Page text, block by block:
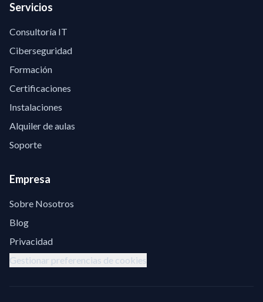
Servicios
Consultoría IT
Ciberseguridad
Formación
Certificaciones
Instalaciones
Alquiler de aulas
Soporte
Empresa
Sobre Nosotros
Blog
Privacidad
Gestionar preferencias de cookies